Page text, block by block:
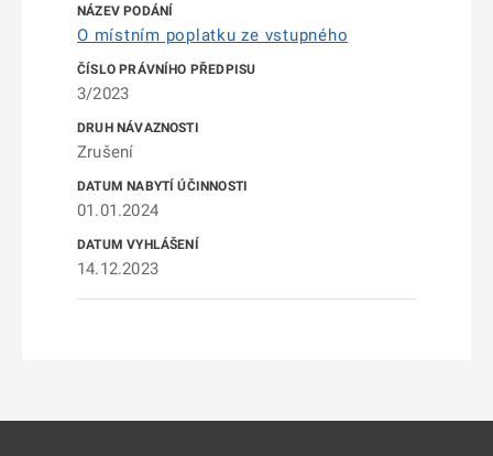
O místním poplatku ze vstupného
3/2023
Zrušení
01.01.2024
14.12.2023